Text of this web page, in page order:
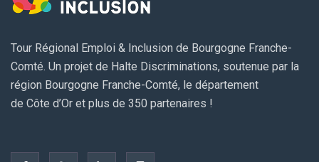
Tour Régional Emploi & Inclusion de Bourgogne Franche-
Comté. Un projet de Halte Discriminations, soutenue par la
région Bourgogne Franche-Comté, le département
de Côte d’Or et plus de 350 partenaires !